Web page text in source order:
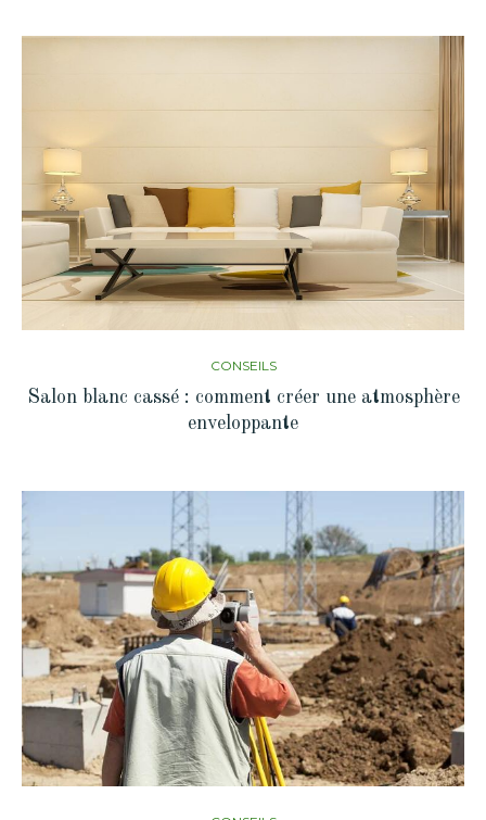
CONSEILS
Salon blanc cassé : comment créer une atmosphère
enveloppante